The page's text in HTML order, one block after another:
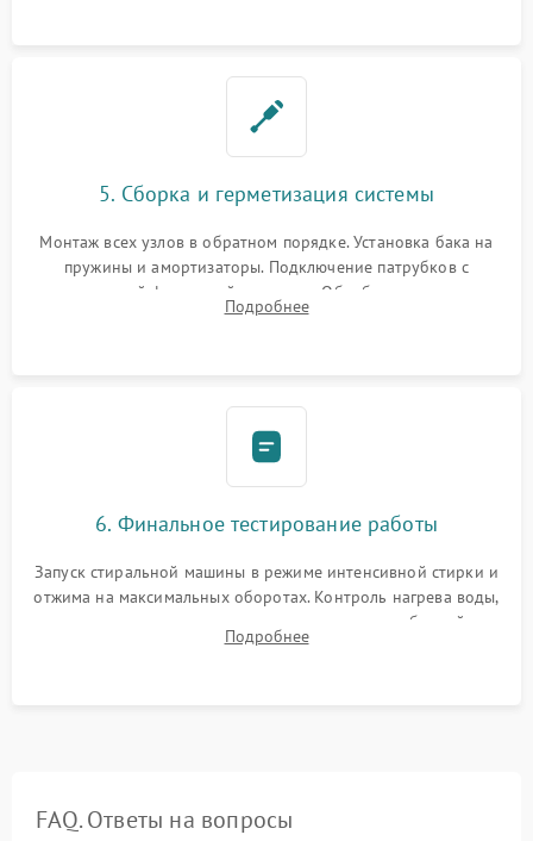
5. Сборка и герметизация системы
Монтаж всех узлов в обратном порядке. Установка бака на
пружины и амортизаторы. Подключение патрубков с
надежной фиксацией хомутами. Обработка стыков
герметиком для предотвращения возможных протечек воды.
Подробнее
6. Финальное тестирование работы
Запуск стиральной машины в режиме интенсивной стирки и
отжима на максимальных оборотах. Контроль нагрева воды,
корректности слива, отсутствия излишних вибраций,
посторонних стуков и протечек под корпусом.
Подробнее
FAQ. Ответы на вопросы